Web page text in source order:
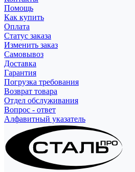
Помощь
Как купить
Оплата
Статус заказа
Изменить заказ
Самовывоз
Доставка
Гарантия
Погрузка требования
Возврат товара
Отдел обслуживания
Вопрос - ответ
Алфавитный указатель